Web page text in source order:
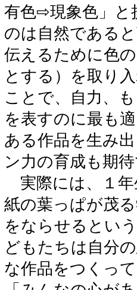
有色⇨現象色」と
のは自然である
伝えるために色
とする）を取り
ことで、自力、
を表すのに最も
ある作品を生み
ン力の育成も期
実際には、１年
紙の葉っぱが茂
をならせるとい
どもたちは自分
な作品をつくっ